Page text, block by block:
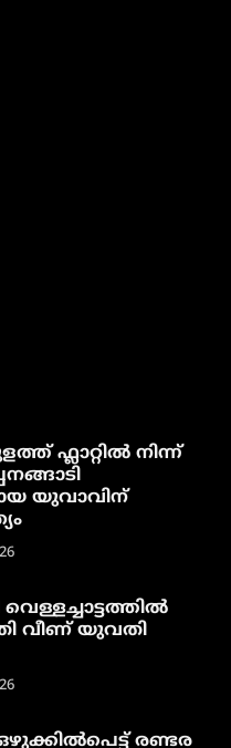
ഫ്ലാറ്റിൽ നിന്ന്
യുവാവിന്
വീണ് യുവതി
രണ്ടര